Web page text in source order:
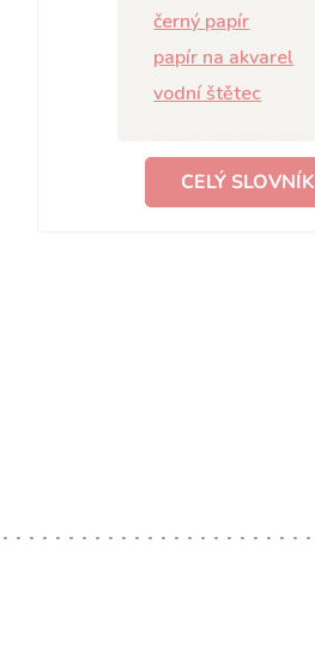
černý papír
papír na akvarel
vodní štětec
CELÝ SLOVNÍK